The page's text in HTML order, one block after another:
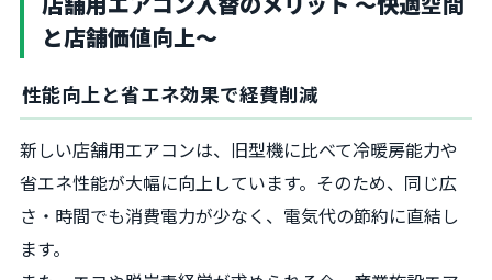
と店舗価値向上〜
性能向上と省エネ効果で経費削減
新しい店舗用エアコンは、旧型機に比べて冷暖房能力や
省エネ性能が大幅に向上しています。そのため、同じ広
さ・時間でも消費電力が少なく、電気代の節約に直結し
ます。